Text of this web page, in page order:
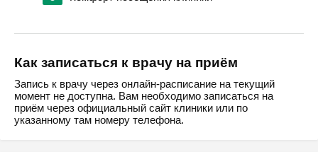
Как записаться к врачу на приём
Запись к врачу через онлайн-расписание на текущий
момент не доступна. Вам необходимо записаться на
приём через официальный сайт клиники или по
указанному там номеру телефона.